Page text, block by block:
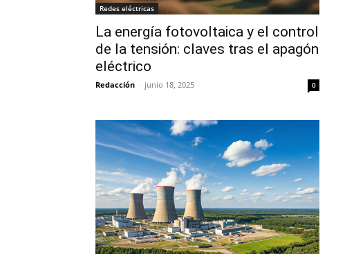
Redes eléctricas
La energía fotovoltaica y el control
de la tensión: claves tras el apagón
eléctrico
Redacción - junio 18, 2025 0